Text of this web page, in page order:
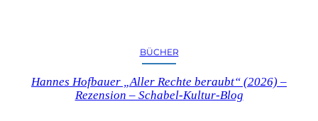
BÜCHER
Hannes Hofbauer „Aller Rechte beraubt“ (2026) –
Rezension – Schabel-Kultur-Blog